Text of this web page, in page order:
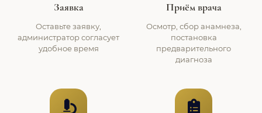
Заявка
Оставьте заявку,
администратор согласует
удобное время
Приём врача
Осмотр, сбор анамнеза,
постановка
предварительного
диагноза